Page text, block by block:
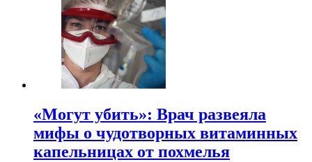
«Могут убить»: Врач развеяла
мифы о чудотворных витаминных
капельницах от похмелья